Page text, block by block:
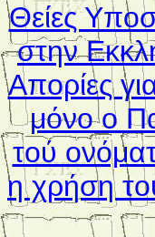
Θείες
στην
Απορίες
μόνο ο
τού
η χρήση